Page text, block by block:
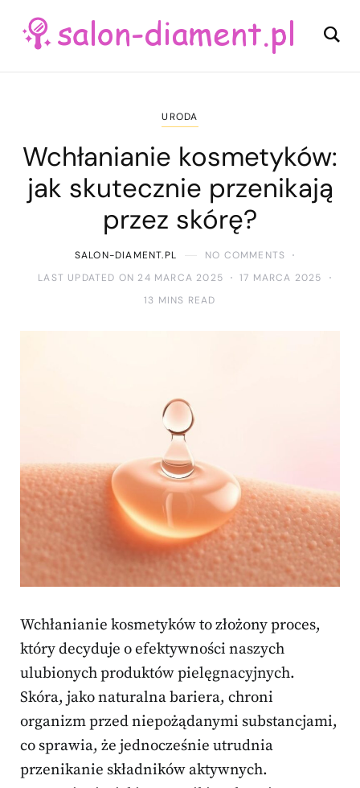
URODA
Wchłanianie kosmetyków:
jak skutecznie przenikają
przez skórę?
SALON-DIAMENT.PL
NO COMMENTS
LAST UPDATED ON 24 MARCA 2025
17 MARCA 2025
13 MINS READ
Wchłanianie kosmetyków to złożony proces,
który decyduje o efektywności naszych
ulubionych produktów pielęgnacyjnych.
Skóra, jako naturalna bariera, chroni
organizm przed niepożądanymi substancjami,
co sprawia, że jednocześnie utrudnia
przenikanie składników aktywnych.